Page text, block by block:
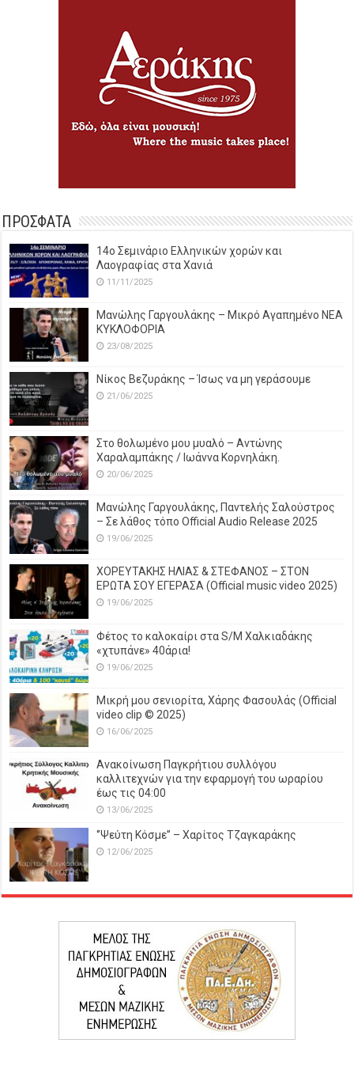
ΠΡΟΣΦΑΤΑ
14o Σεμινάριο Ελληνικών χορών και
Λαογραφίας στα Χανιά
11/11/2025
Μανώλης Γαργουλάκης – Μικρό Αγαπημένο NEΑ
ΚΥΚΛΟΦΟΡΙΑ
23/08/2025
Νίκος Βεζυράκης – Ίσως να μη γεράσουμε
21/06/2025
Στο θολωμένο μου μυαλό – Αντώνης
Χαραλαμπάκης / Ιωάννα Κορνηλάκη.
20/06/2025
Μανώλης Γαργουλάκης, Παντελής Σαλούστρος
– Σε λάθος τόπο Official Audio Release 2025
19/06/2025
ΧΟΡΕΥΤΑΚΗΣ ΗΛΙΑΣ & ΣΤΕΦΑΝΟΣ – ΣΤΟΝ
ΕΡΩΤΑ ΣΟΥ ΕΓΕΡΑΣΑ (Official music video 2025)
19/06/2025
Φέτος το καλοκαίρι στα S/M Χαλκιαδάκης
«χτυπάνε» 40άρια!
19/06/2025
Μικρή μου σενιορίτα, Χάρης Φασουλάς (Official
video clip © 2025)
16/06/2025
Ανακοίνωση Παγκρήτιου συλλόγου
καλλιτεχνών για την εφαρμογή του ωραρίου
έως τις 04:00
13/06/2025
‘’Ψεύτη Κόσμε’’ – Χαρίτος Τζαγκαράκης
12/06/2025